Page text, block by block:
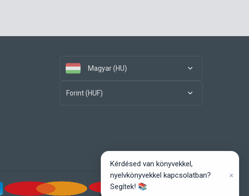
Magyar (HU)
Forint (HUF)
Kérdésed van könyvekkel,
nyelvkönyvekkel kapcsolatban?
Segítek! 📚
×